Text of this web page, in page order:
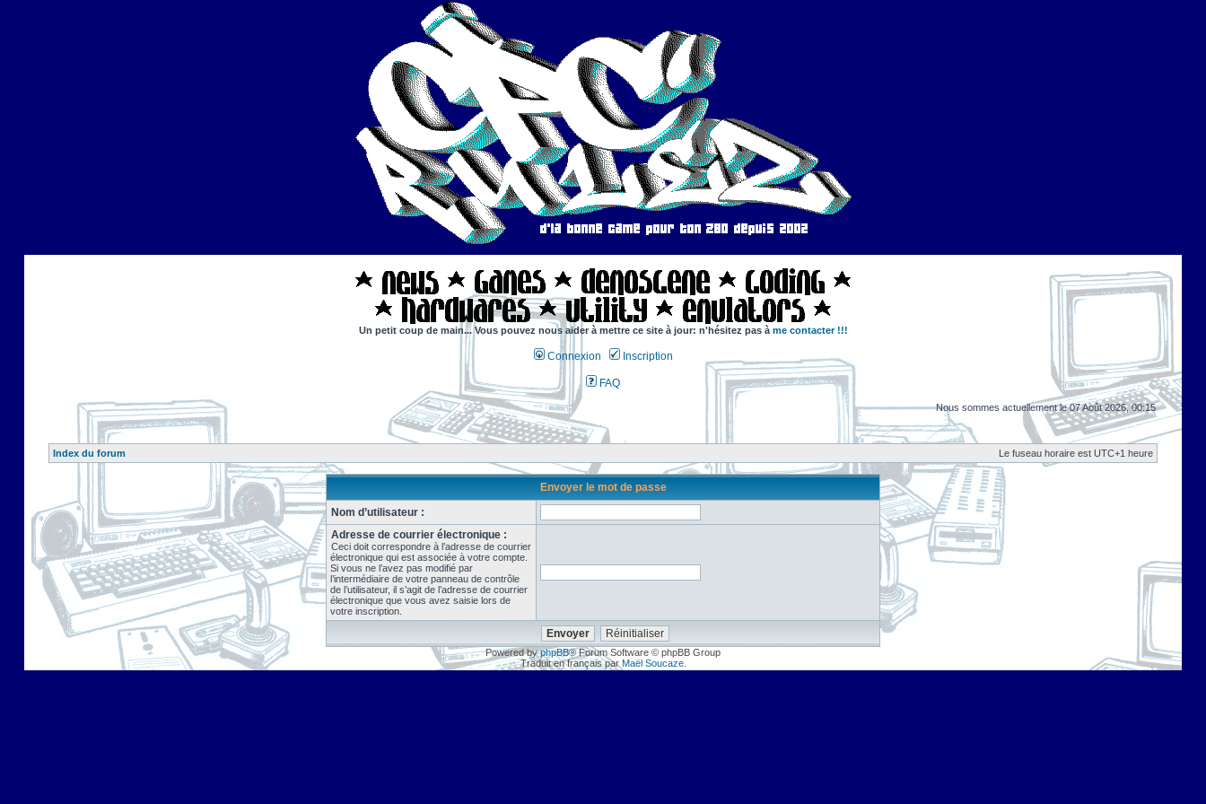
Un petit coup de main... Vous pouvez nous aider à mettre ce site à jour: n'hésitez pas à me contacter !!!
Connexion Inscription
FAQ
Nous sommes actuellement le 07 Août 2026, 00:15
Index du forum Le fuseau horaire est UTC+1 heure
Envoyer le mot de passe
Nom d’utilisateur :
Adresse de courrier électronique :
Ceci doit correspondre à l’adresse de courrier
électronique qui est associée à votre compte.
Si vous ne l’avez pas modifié par
l’intermédiaire de votre panneau de contrôle
de l’utilisateur, il s’agit de l’adresse de courrier
électronique que vous avez saisie lors de
votre inscription.
Powered byphpBB® Forum Software © phpBB Group
Traduit en français par Maël Soucaze.